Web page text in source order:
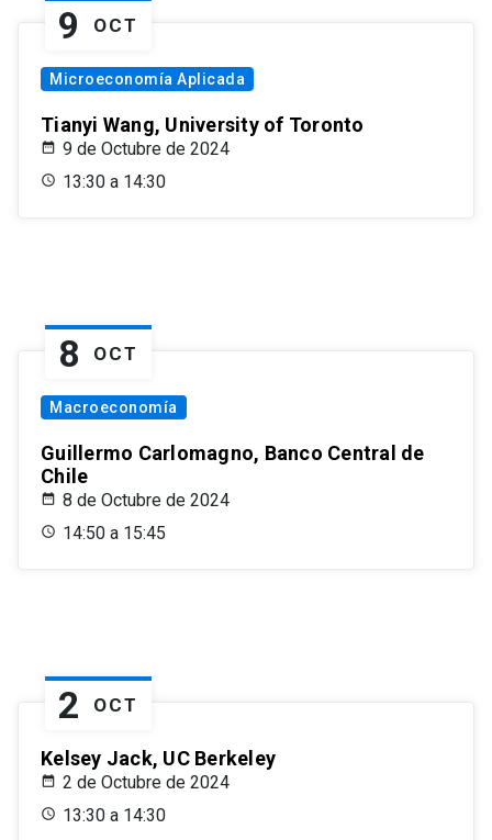
9 OCT
Microeconomía Aplicada
Tianyi Wang, University of Toronto
9 de Octubre de 2024
13:30 a 14:30
8 OCT
Macroeconomía
Guillermo Carlomagno, Banco Central de
Chile
8 de Octubre de 2024
14:50 a 15:45
2 OCT
Kelsey Jack, UC Berkeley
2 de Octubre de 2024
13:30 a 14:30